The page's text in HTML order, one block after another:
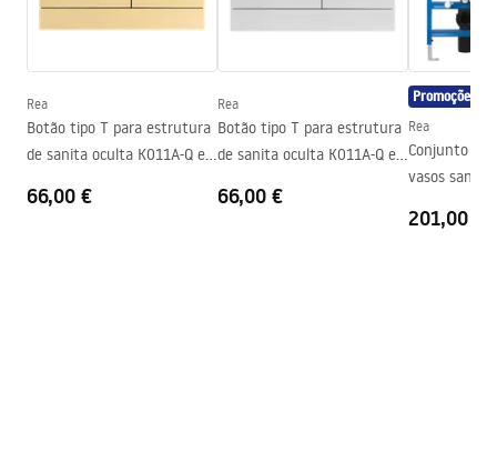
Largura
370mm
Espaçamento dos parafusos de
montagem
Tampa incluída Sim, na cor da sanita
Instrukcja montażu video
Instruções de montagem
WC.pdf
Rea
Botão tipo T para estrutura
de sanita oculta K011A-Q e
66,00 €
Rea
Botão tipo T para estrutura
de sanita oculta K011A-Q e
66,00 €
Promoções
Rea
Conjunto de
vasos
201,00 €